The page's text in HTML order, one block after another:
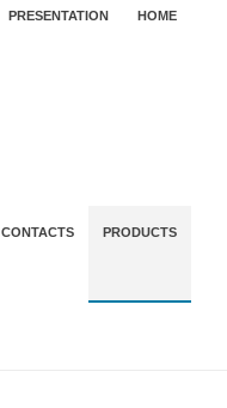
HOME
PRESENTATION
PRODUCTS
CONTACTS